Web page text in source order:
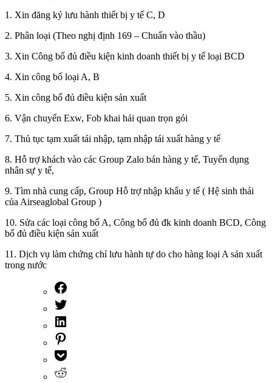
1. Xin đăng ký lưu hành thiết bị y tế C, D
2. Phân loại (Theo nghị định 169 – Chuẩn vào thầu)
3. Xin Công bố đủ điều kiện kinh doanh thiết bị y tế loại BCD
4. Xin công bố loại A, B
5. Xin công bố đủ điều kiện sản xuất
6. Vận chuyển Exw, Fob khai hải quan trọn gói
7. Thủ tục tạm xuất tái nhập, tạm nhập tái xuất hàng y tế
8. Hỗ trợ khách vào các Group Zalo bán hàng y tế, Tuyển dụng
nhân sự y tế,
9. Tìm nhà cung cấp, Group Hỗ trợ nhập khẩu y tế ( Hệ sinh thái
của Airseaglobal Group )
10. Sửa các loại công bố A, Công bố đủ đk kinh doanh BCD, Công
bố đủ điều kiện sản xuất
11. Dịch vụ làm chứng chỉ lưu hành tự do cho hàng loại A sản xuất
trong nước